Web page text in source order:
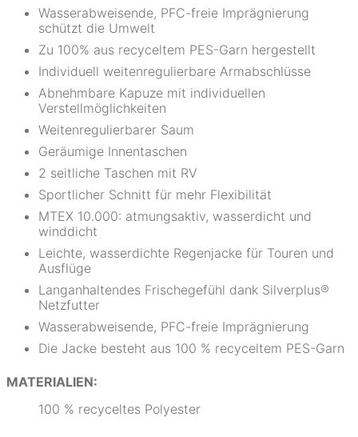
Wasserabweisende, PFC-freie Imprägnierung
schützt die Umwelt
Zu 100% aus recyceltem PES-Garn hergestellt
Individuell weitenregulierbare Armabschlüsse
Abnehmbare Kapuze mit individuellen
Verstellmöglichkeiten
Weitenregulierbarer Saum
Geräumige Innentaschen
2 seitliche Taschen mit RV
Sportlicher Schnitt für mehr Flexibilität
MTEX 10.000: atmungsaktiv, wasserdicht und
winddicht
Leichte, wasserdichte Regenjacke für Touren und
Ausflüge
Langanhaltendes Frischegefühl dank Silverplus®
Netzfutter
Wasserabweisende, PFC-freie Imprägnierung
Die Jacke besteht aus 100 % recyceltem PES-Garn
MATERIALIEN:
100 % recyceltes Polyester